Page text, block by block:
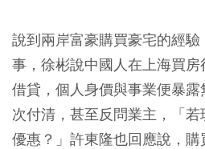
說到兩岸富豪購買豪宅的經
事，徐彬說中國人在上海買
借貸，個人身價與事業便暴
次付清，甚至反問業主，「
優惠？」許東隆也回應說，